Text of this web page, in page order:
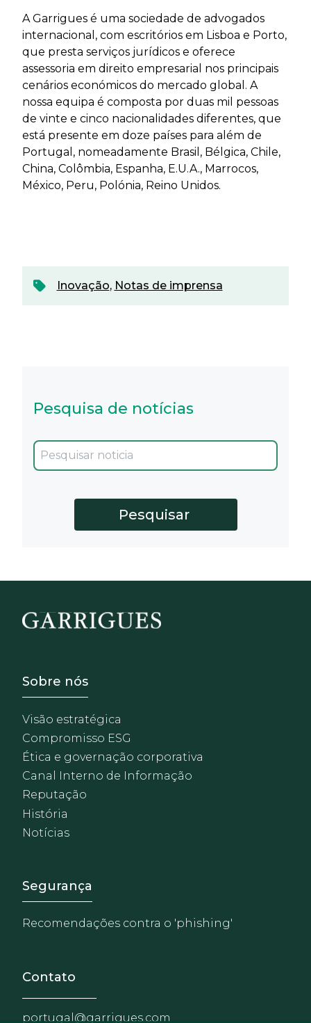
A Garrigues é uma sociedade de advogados
internacional, com escritórios em Lisboa e Porto,
que presta serviços jurídicos e oferece
assessoria em direito empresarial nos principais
cenários económicos do mercado global. A
nossa equipa é composta por duas mil pessoas
de vinte e cinco nacionalidades diferentes, que
está presente em doze países para além de
Portugal, nomeadamente Brasil, Bélgica, Chile,
China, Colômbia, Espanha, E.U.A., Marrocos,
México, Peru, Polónia, Reino Unidos.
Inovação, Notas de imprensa
Pesquisa de notícias
Footer - Sobre Nosotros
Sobre nós
Visão estratégica
Compromisso ESG
Ética e governação corporativa
Canal Interno de Informação
Reputação
História
Notícias
Footer - Extranet y
Segurança
Recomendações contra o 'phishing'
Contato
portugal@garrigues.com